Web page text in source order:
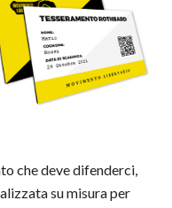
che deve difenderci,
su misura per